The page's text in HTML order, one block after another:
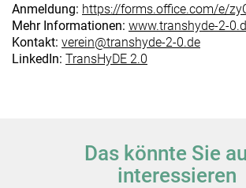
Anmeldung: https://forms.office.com/e/
Mehr Informationen: www.transhyde-2-
Kontakt: verein@transhyde-2-0.de
LinkedIn: TransHyDE 2.0
Das könnte Sie
interessieren